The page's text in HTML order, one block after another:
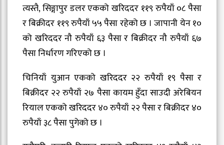
त्यस्तै, सिङ्गापुर डलर एकको खरिददर ११९ रुपैयाँ ०८ पैसा
र बिक्रीदर ११९ रुपैयाँ ५५ पैसा रहेको छ । जापानी येन १०
को खरिददर नौ रुपैयाँ ६३ पैसा र बिक्रीदर नौ रुपैयाँ ६७
पैसा निर्धारण गरिएको छ ।
चिनियाँ युआन एकको खरिददर २२ रुपैयाँ १९ पैसा र
बिक्रीदर २२ रुपैयाँ २७ पैसा कायम हुँदा साउदी अरेबियन
रियाल एकको खरिददर ४० रुपैयाँ २२ पैसा र बिक्रीदर ४०
रुपैयाँ ३८ पैसा पुगेको छ ।